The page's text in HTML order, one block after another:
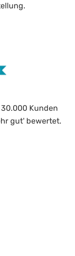
30.000 Kunden
gut' bewertet.